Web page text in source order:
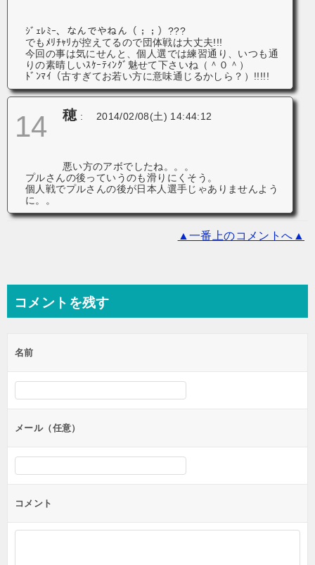
ｼﾞｪﾚﾐｰ、なんでやねん（；；）???
でもﾒﾘﾁｬﾘが控えてるので団体戦は大丈夫!!!
今回の事は気にせんと、個人選では練習通り、いつも通
りの素晴しいｽｹｰﾃｨﾝｸﾞ魅せて下さいね（＾０＾）
ﾄﾞﾝﾏｲ（古すぎてお若い方に意味通じるかしら？）!!!!!
14 穂 : 2014/02/08(土) 14:44:12
悪い方のアボでしたね。。。
プルさんの後っていうのも滑りにくそう。
個人戦でプルさんの後が日本人選手じゃありませんよう
に。。
▲一番上のコメントへ▲
コメントを残す
名前
メール（任意）
コメント